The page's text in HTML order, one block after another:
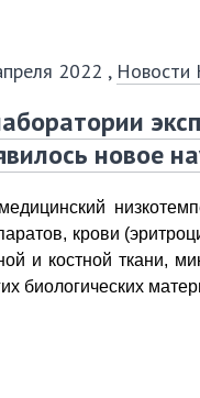
2022 , Новости
новое
крови
и костной ткани,
биологических